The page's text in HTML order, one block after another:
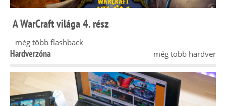
A WarCraft világa 4. rész
még több flashback
Hardverzóna még több hardver